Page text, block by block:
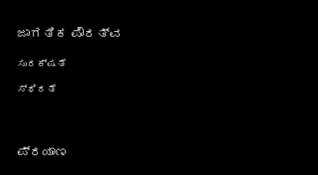
ಜಾಗತಿಕ ಪೌರತ್ವ
ಸುರಕ್ಷತೆ
ಸ್ಥಿರತೆ
ಪ್ರಯಾಣ